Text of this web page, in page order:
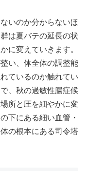
いのか分からないほ
は夏バテの延長の状
に変えていきます。
い、体全体の調整能
ているのか触れてい
、秋の過敏性腸症候
所と圧を細やかに変
下にある細い血管・
の根本にある司令塔